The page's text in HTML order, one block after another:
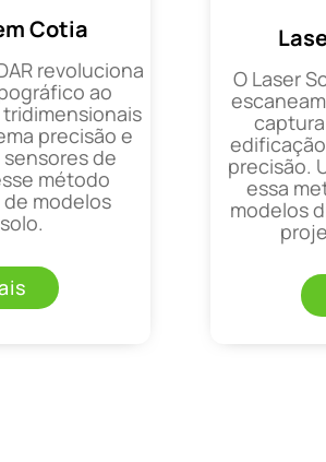
Cotia
revoluciona
ao
precisão e
de
método
modelos
O Laser
precisão.
essa
modelos